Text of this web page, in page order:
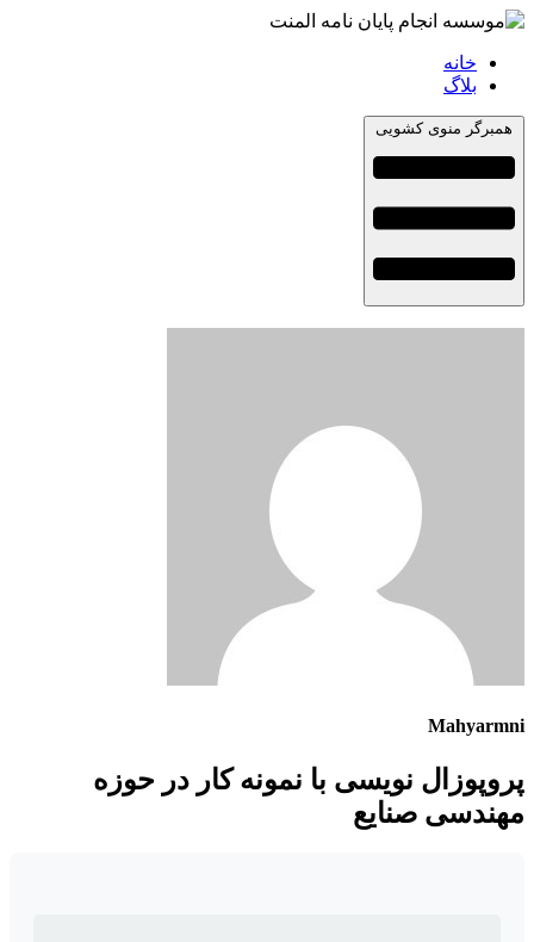
خانه
بلاگ
همبرگر منوی کشویی
نویسی با نمونه کار در حوزه
صنایع